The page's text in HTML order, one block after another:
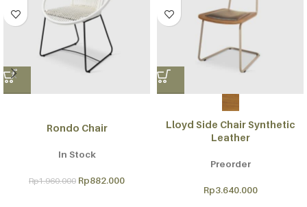
Rondo Chair
In Stock
Rp1.960.000 Rp882.000
Lloyd Side Chair Synthetic
Leather
Preorder
Rp3.640.000